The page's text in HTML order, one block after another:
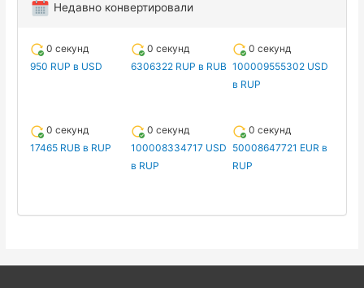
Недавно конвертировали
0 секунд
950 RUP в USD
0 секунд
6306322 RUP в RUB
0 секунд
100009555302 USD
в RUP
0 секунд
17465 RUB в RUP
0 секунд
100008334717 USD
в RUP
0 секунд
50008647721 EUR в
RUP